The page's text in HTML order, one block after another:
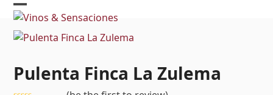
Skip
content
Open
mobile
Close
mobile
Pulenta Finca La Zulema